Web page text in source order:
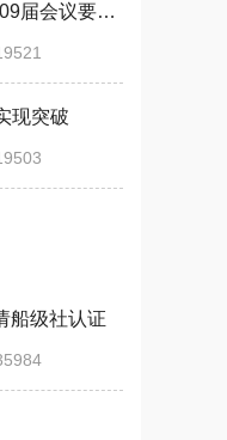
IMO海上安全委员会第109届会议要点快报
现突破
船级社认证